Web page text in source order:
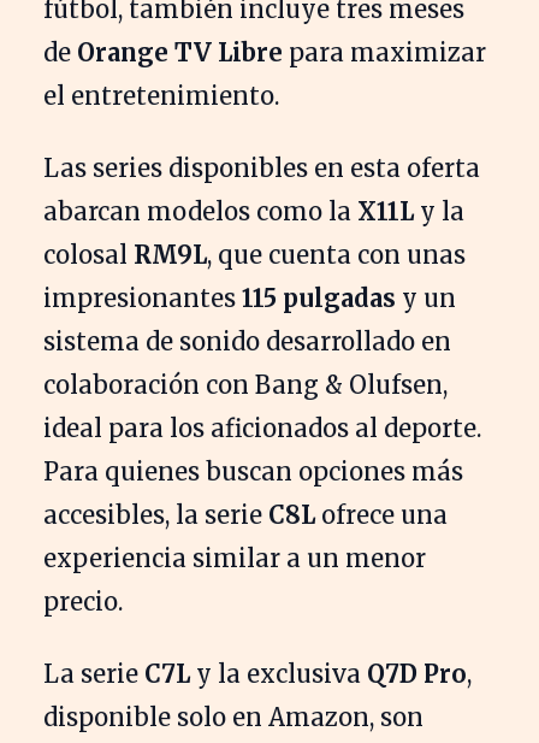
fútbol, también incluye tres meses
de Orange TV Libre para maximizar
el entretenimiento.
Las series disponibles en esta oferta
abarcan modelos como la X11Ly la
colosal RM9L, que cuenta con unas
impresionantes 115 pulgadas y un
sistema de sonido desarrollado en
colaboración con Bang & Olufsen,
ideal para los aficionados al deporte.
Para quienes buscan opciones más
accesibles, la serie C8Lofrece una
experiencia similar a un menor
precio.
La serie C7Ly la exclusiva Q7D Pro,
disponible solo en Amazon, son